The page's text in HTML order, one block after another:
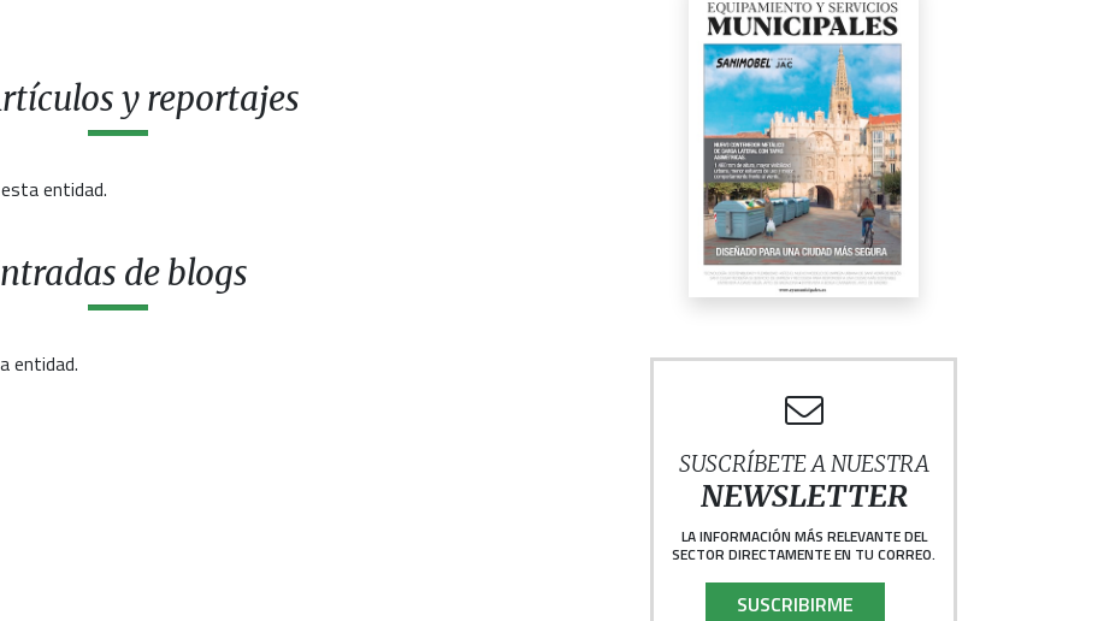
y reportajes
entidad.
de blogs
entidad.
SUSCRÍBETE A NUESTRA
NEWSLETTER
LA INFORMACIÓN MÁS RELEVANTE DEL
SECTOR DIRECTAMENTE EN TU CORREO.
SUSCRIBIRME